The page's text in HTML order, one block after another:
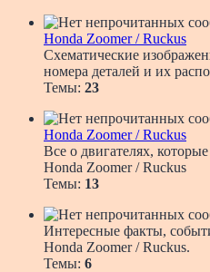
Honda Zoomer / Ruckus
Схематические
номера деталей и их
Темы: 23
Honda Zoomer / Ruckus
Все о двигателях,
Honda Zoomer / Ruckus
Темы: 13
Интересные факты,
Honda Zoomer / Ruckus.
Темы: 6